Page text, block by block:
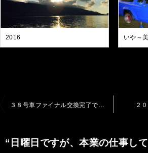
2016 いや～
３８号車ファイナル交換完了です。 ２
“日曜日ですが、本業の仕事し